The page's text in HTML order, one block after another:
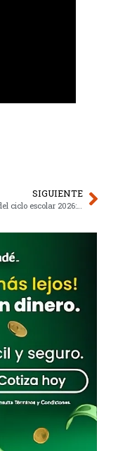
SIGUIENTE
Adelanto del ciclo escolar 2026: alumnos salen en junio en estados clave